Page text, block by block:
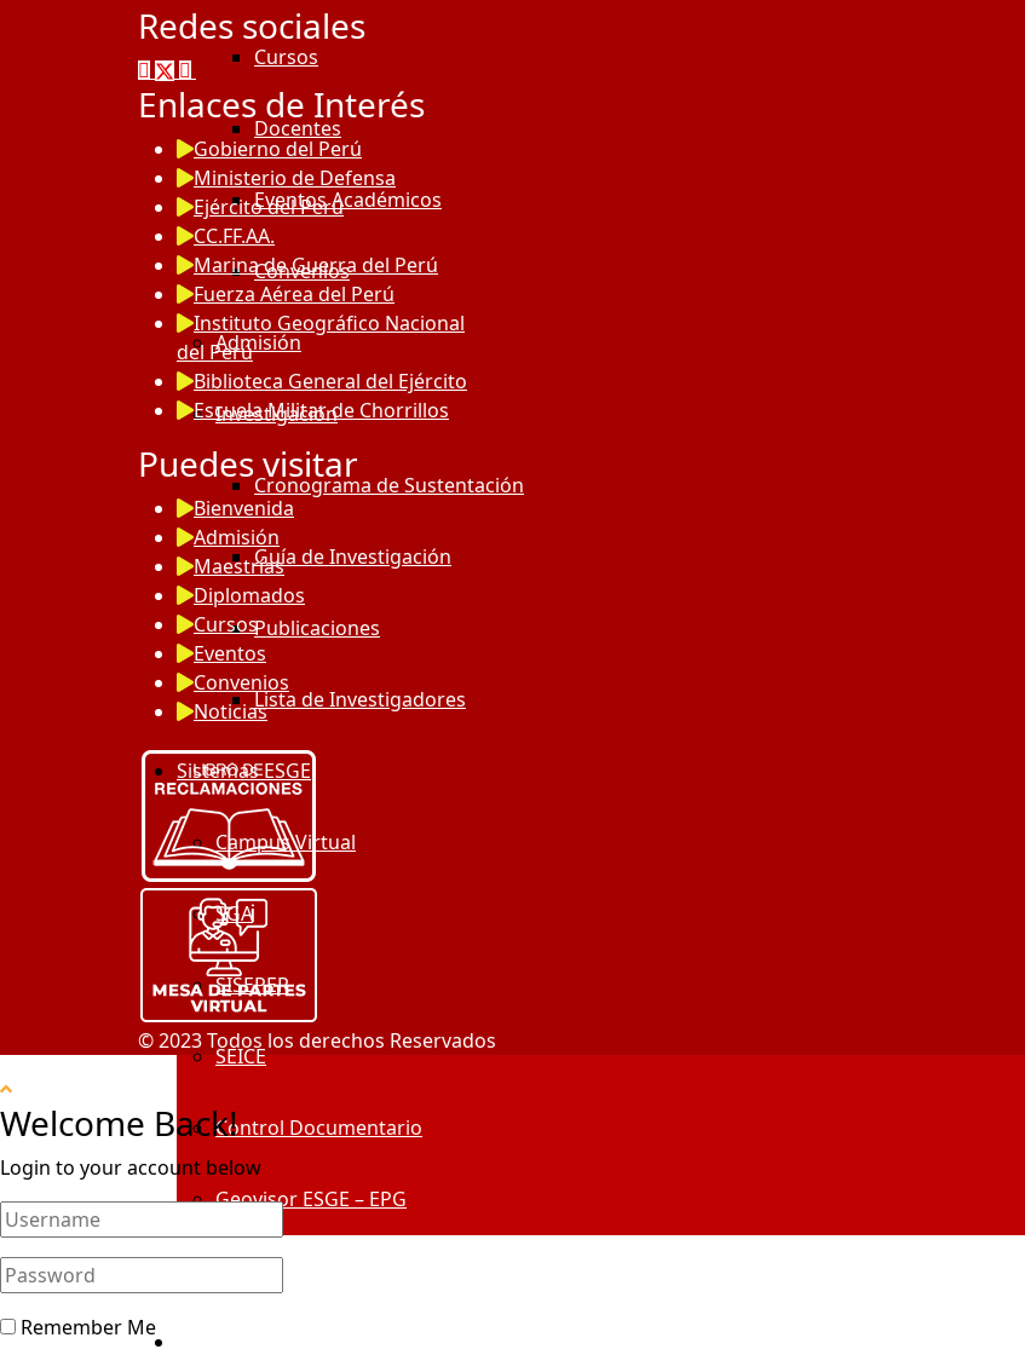
Cursos
Docentes
Eventos Académicos
Convenios
Admisión
Investigación
Cronograma de Sustentación
Guía de Investigación
Publicaciones
Lista de Investigadores
Sistemas ESGE
Campus Virtual
SGA
SISEPER
SEICE
Control Documentario
Geovisor ESGE – EPG
Redes sociales
Enlaces de Interés
Gobierno del Perú
Ministerio de Defensa
Ejército del Perú
CC.FF.AA.
Marina de Guerra del Perú
Fuerza Aérea del Perú
Instituto Geográfico Nacional
del Perú
Biblioteca General del Ejército
Escuela Militar de Chorrillos
Puedes visitar
Bienvenida
Admisión
Maestrías
Diplomados
Cursos
Eventos
Convenios
Noticias
© 2023 Todos los derechos Reservados
Welcome Back!
Login to your account below
Remember Me